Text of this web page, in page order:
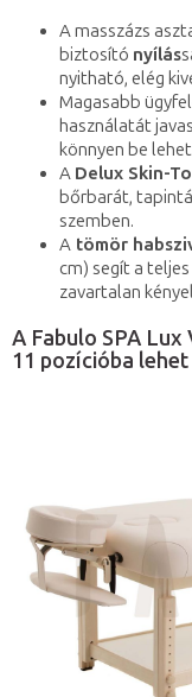
A masszázs
biztosító nyílás
nyitható, elég
Magasabb
használatát
könnyen be
A Delux Skin-
bőrbarát,
szemben.
A tömör
cm) segít a
zavartalan
A Fabulo SPA
11 pozícióba